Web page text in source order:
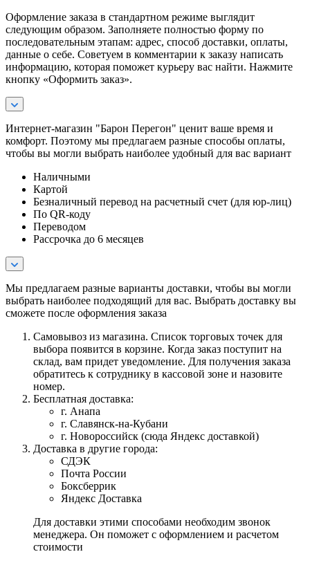
Оформление заказа в стандартном режиме выглядит
следующим образом. Заполняете полностью форму по
последовательным этапам: адрес, способ доставки, оплаты,
данные о себе. Советуем в комментарии к заказу написать
информацию, которая поможет курьеру вас найти. Нажмите
кнопку «Оформить заказ».
Интернет-магазин "Барон Перегон" ценит ваше время и
комфорт. Поэтому мы предлагаем разные способы оплаты,
чтобы вы могли выбрать наиболее удобный для вас вариант
Наличными
Картой
Безналичный перевод на расчетный счет (для юр-лиц)
По QR-коду
Переводом
Рассрочка до 6 месяцев
Мы предлагаем разные варианты доставки, чтобы вы могли
выбрать наиболее подходящий для вас. Выбрать доставку вы
сможете после оформления заказа
Самовывоз из магазина. Список торговых точек для
выбора появится в корзине. Когда заказ поступит на
склад, вам придет уведомление. Для получения заказа
обратитесь к сотруднику в кассовой зоне и назовите
номер.
Бесплатная доставка:
г. Анапа
г. Славянск-на-Кубани
г. Новороссийск (сюда Яндекс доставкой)
Доставка в другие города:
СДЭК
Почта России
Боксберрик
Яндекс Доставка
Для доставки этими способами необходим звонок
менеджера. Он поможет с оформлением и расчетом
стоимости